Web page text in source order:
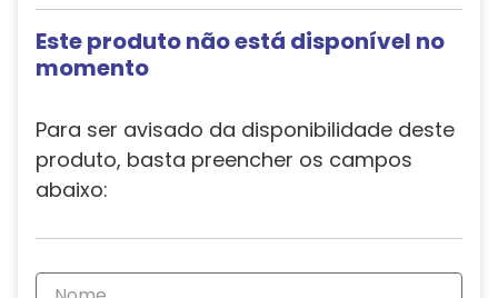
Este produto não está disponível no
momento
Para ser avisado da disponibilidade deste
produto, basta preencher os campos
abaixo: